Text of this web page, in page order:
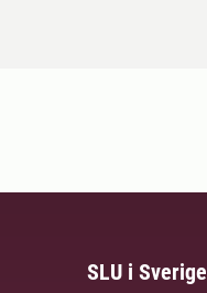
SLU i Sverige